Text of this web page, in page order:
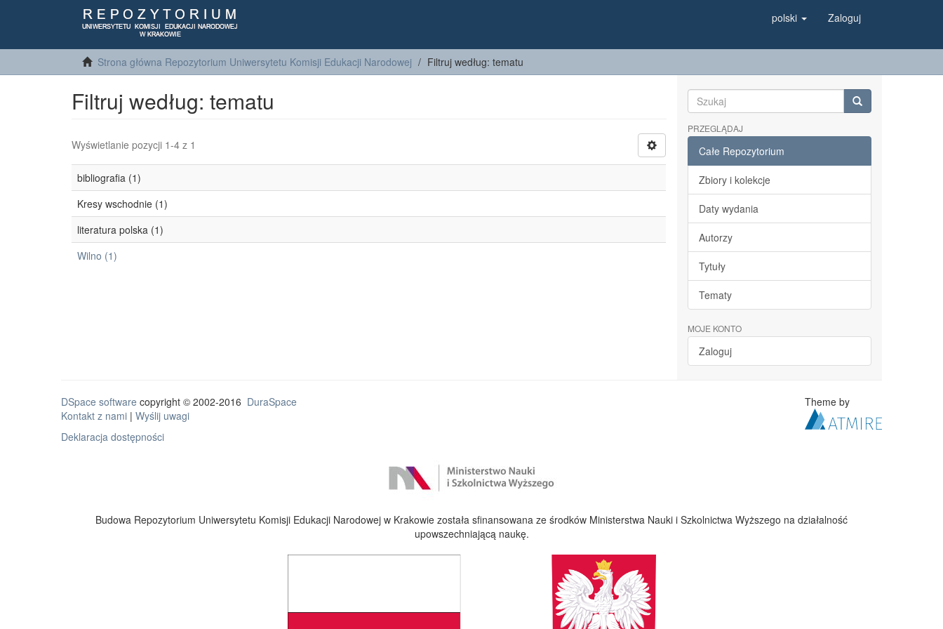
polski Zaloguj
Strona główna Repozytorium Uniwersytetu Komisji Edukacji Narodowej Filtruj według: tematu
Filtruj według: tematu
Wyświetlanie pozycji 1-4 z 1
bibliografia (1)
Kresy wschodnie (1)
literatura polska (1)
Wilno (1)
PRZEGLĄDAJ
Całe Repozytorium
Zbiory i kolekcje
Daty wydania
Autorzy
Tytuły
Tematy
MOJE KONTO
Zaloguj
DSpace software copyright © 2002-2016 DuraSpace
Kontakt z nami | Wyślij uwagi
Deklaracja dostępności
Theme by
Budowa Repozytorium Uniwersytetu Komisji Edukacji Narodowej w Krakowie została sfinansowana ze środków Ministerstwa Nauki i Szkolnictwa Wyższego na działalność
upowszechniającą naukę.